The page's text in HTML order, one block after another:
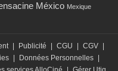
México Mexique
Publicité CGU CGV
Données Personnelles